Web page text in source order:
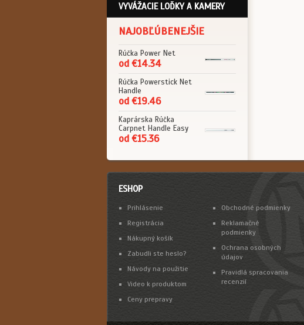
VYVÁŽACIE LOĎKY A KAMERY
NAJOBĽÚBENEJŠIE
Rúčka Power Net
od €14.34
Rúčka Powerstick Net
Handle
od €19.46
Kaprárska Rúčka
Carpnet Handle Easy
od €15.36
ESHOP
Prihlásenie
Registrácia
Nákupný košík
Zabudli ste heslo?
Návody na použitie
Video k produktom
Ceny prepravy
Obchodné podmienky
Reklamačné
podmienky
Ochrana osobných
údajov
Pravidlá spracovania
recenzií